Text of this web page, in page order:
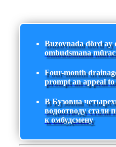
Buzovnada dörd ay
ombudsmana
Four-month
prompt an appeal
В Бузовна
водоотводу стали
к омбудсмену